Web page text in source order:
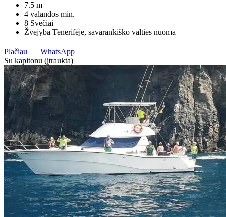
7.5 m
4 valandos min.
8 Svečiai
Žvejyba Tenerifėje, savarankiško valties nuoma
Plačiau
WhatsApp
Su kapitonu (įtraukta)